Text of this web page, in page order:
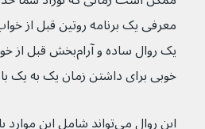
معرفی یک برنامه روتین قبل از
خوبی برای داشتن زمان یک به یک با
این روال می‌تواند شامل این موارد باشد: